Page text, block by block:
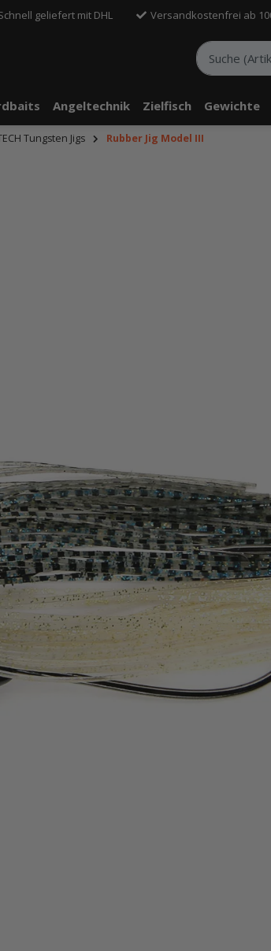
geliefert mit DHL Versandkostenfrei ab
Angeltechnik Zielfisch Gewichte
Tungsten Jigs Rubber Jig Model III